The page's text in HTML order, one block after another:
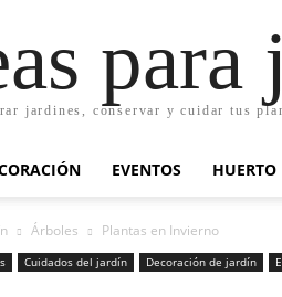
jardines, conservar y cuidar tus
EVENTOS HUERTO
Árboles Plantas en Invierno
Cuidados del jardín Decoración de jardín